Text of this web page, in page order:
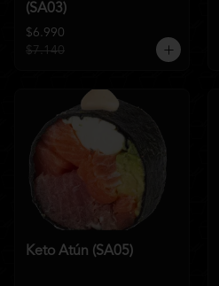
(SA03)
$6.990
$7.140
Keto Atún (SA05)